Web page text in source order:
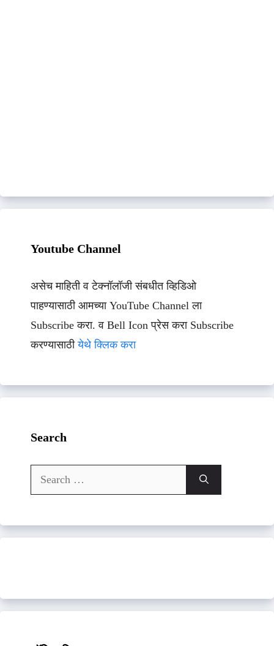
Youtube Channel
असेच माहिती व टेक्नॉलॉजी संबधीत व्हिडिओ
पाहण्यासाठी आमच्या YouTube Channel ला
Subscribe करा. व Bell Icon प्रेस करा Subscribe
करण्यासाठीयेथे क्लिक करा
Search
Search
for: